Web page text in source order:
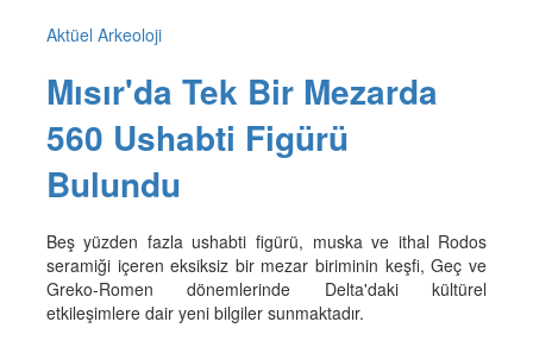
Aktüel Arkeoloji
Mısır'da Tek Bir Mezarda
560 Ushabti Figürü
Bulundu
Beş yüzden fazla ushabti figürü, muska ve ithal Rodos
seramiği içeren eksiksiz bir mezar biriminin keşfi, Geç ve
Greko-Romen dönemlerinde Delta'daki kültürel
etkileşimlere dair yeni bilgiler sunmaktadır.